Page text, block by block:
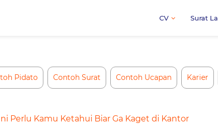
CV Surat
Pidato Contoh Surat Contoh Ucapan Karier
Perlu Kamu Ketahui Biar Ga Kaget di Kantor